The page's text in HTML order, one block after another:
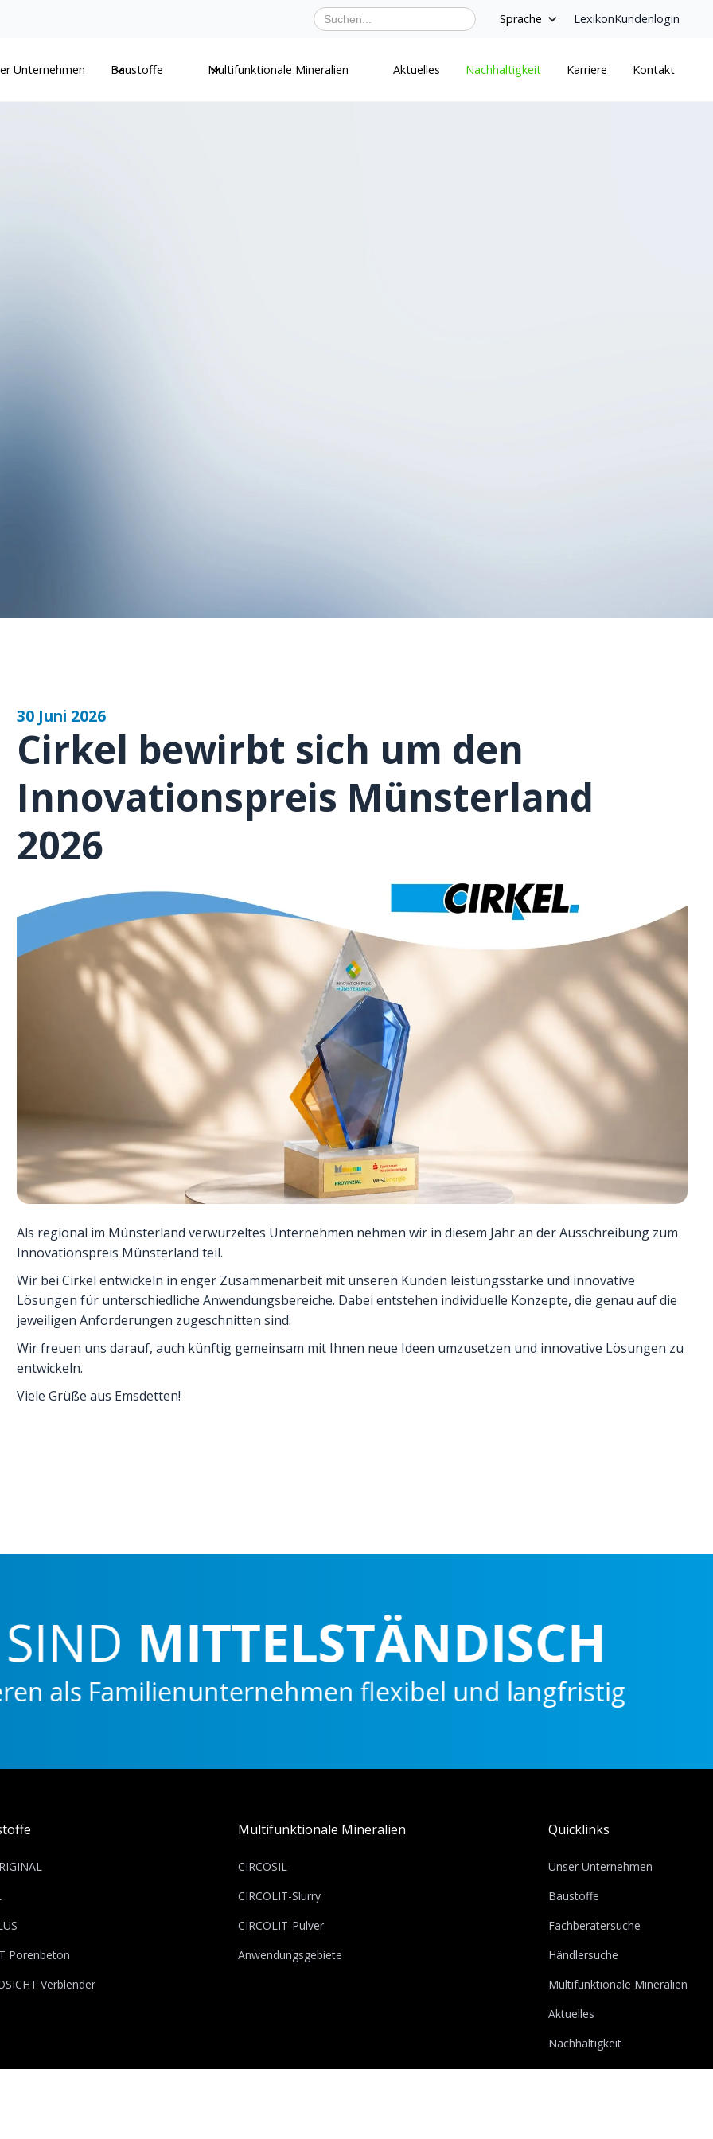
Sprache LexikonKundenlogin
Unternehmen Baustoffe Multifunktionale Mineralien Aktuelles Nachhaltigkeit Karriere Kontakt
30 Juni 2026
Cirkel bewirbt sich um den
Innovationspreis Münsterland
2026
Als regional im Münsterland verwurzeltes Unternehmen nehmen wir in diesem Jahr an der Aus­schreibung zum
Innovationspreis Münsterland teil.
Wir bei Cirkel entwickeln in enger Zusammenarbeit mit unseren Kunden leistungsstarke und innovative
Lösungen für unterschiedliche Anwendungsbereiche. Dabei entstehen individuelle Konzepte, die genau auf die
jeweiligen Anforderungen zugeschnitten sind.
Wir freuen uns darauf, auch künftig gemeinsam mit Ihnen neue Ideen umzusetzen und innovative Lösungen zu
entwickeln.
Viele Grüße aus Emsdetten!
MITTELSTÄNDISCH
Familienunternehmen flexibel und langfristig
Porenbeton
Verblender
Multifunktionale Mineralien
CIRCOSIL
CIRCOLIT-Slurry
CIRCOLIT-Pulver
Anwendungsgebiete
Quicklinks
Unser Unternehmen
Baustoffe
Fachberatersuche
Händlersuche
Multifunktionale Mineralien
Aktuelles
Nachhaltigkeit
Karriere